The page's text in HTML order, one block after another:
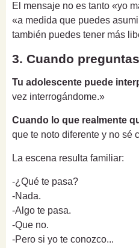
El mensaje no es tanto «yo
«a medida que puedes
también puedes tener más
3. Cuando
Tu adolescente puede
vez interrogándome.»
Cuando lo que realmente
que te noto diferente y no sé
La escena resulta familiar:
-¿Qué te pasa?
-Nada.
-Algo te pasa.
-Que no.
-Pero si yo te conozco...